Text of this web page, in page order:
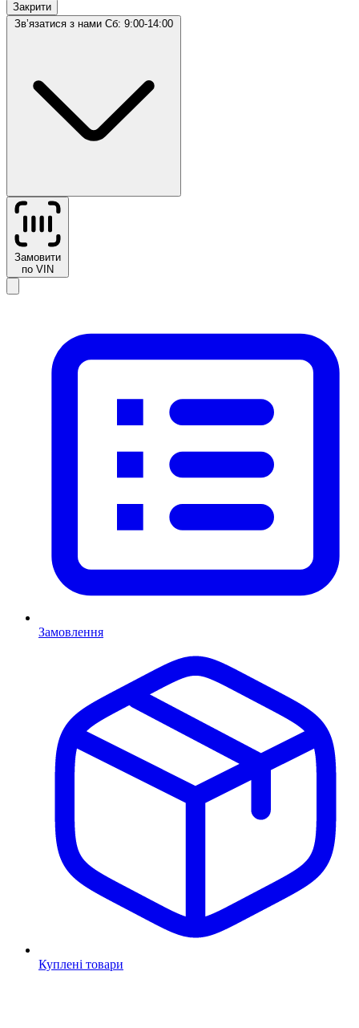
Закрити
Звʼязатися з нами Сб: 9:00-14:00
Замовити
по VIN
Замовлення
Куплені товари